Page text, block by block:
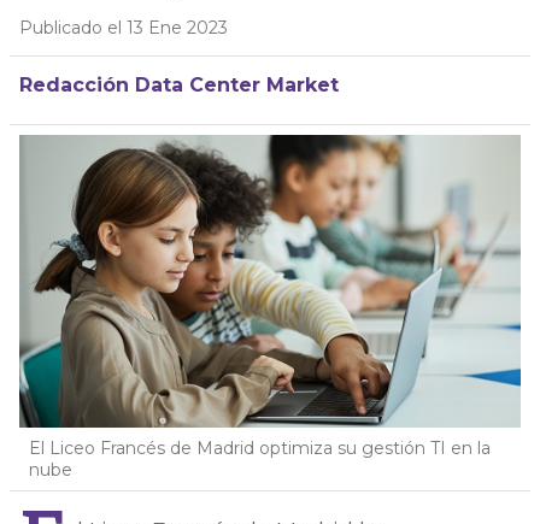
Publicado el 13 Ene 2023
Redacción Data Center Market
El Liceo Francés de Madrid optimiza su gestión TI en la
nube